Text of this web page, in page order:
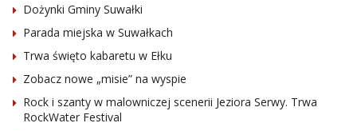
Dożynki Gminy Suwałki
Parada miejska w Suwałkach
Trwa święto kabaretu w Ełku
Zobacz nowe „misie” na wyspie
Rock i szanty w malowniczej scenerii Jeziora Serwy. Trwa
RockWater Festival